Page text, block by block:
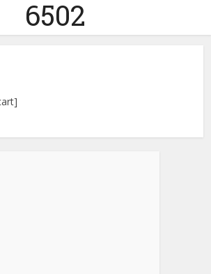
6502